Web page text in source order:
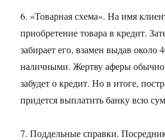
6. «Товарная схема». На имя
приобретение товара в кредит.
забирает его, взамен выдав около
наличными. Жертву аферы обычно
забудет о кредит. Но в итоге,
придется выплатить банку всю
7. Поддельные справки.